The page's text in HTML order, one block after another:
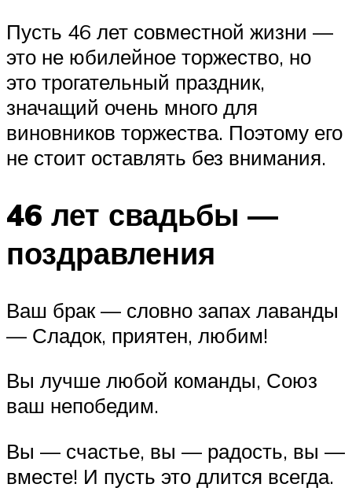
Пусть 46 лет совместной жизни —
это не юбилейное торжество, но
это трогательный праздник,
значащий очень много для
виновников торжества. Поэтому его
не стоит оставлять без внимания.
46 лет свадьбы —
поздравления
Ваш брак — словно запах лаванды
— Сладок, приятен, любим!
Вы лучше любой команды, Союз
ваш непобедим.
Вы — счастье, вы — радость, вы —
вместе! И пусть это длится всегда.